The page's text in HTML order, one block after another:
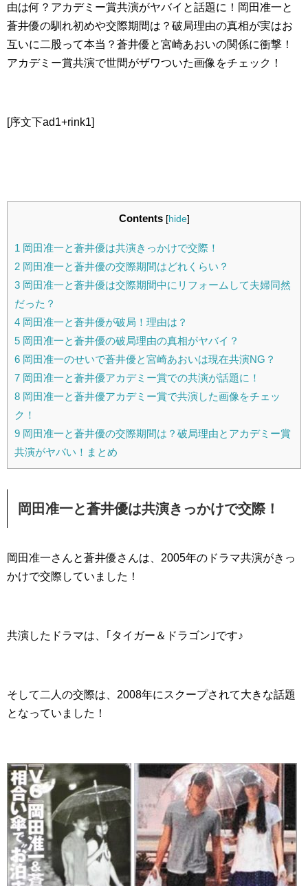
由は何？アカデミー賞共演がヤバイと話題に！岡田准一と
蒼井優の馴れ初めや交際期間は？破局理由の真相が実はお
互いに二股って本当？蒼井優と宮崎あおいの関係に衝撃！
アカデミー賞共演で世間がザワついた画像をチェック！
[序文下ad1+rink1]
Contents [hide]
1 岡田准一と蒼井優は共演きっかけで交際！
2 岡田准一と蒼井優の交際期間はどれくらい？
3 岡田准一と蒼井優は交際期間中にリフォームして夫婦同然
だった？
4 岡田准一と蒼井優が破局！理由は？
5 岡田准一と蒼井優の破局理由の真相がヤバイ？
6 岡田准一のせいで蒼井優と宮崎あおいは現在共演NG？
7 岡田准一と蒼井優アカデミー賞での共演が話題に！
8 岡田准一と蒼井優アカデミー賞で共演した画像をチェッ
ク！
9 岡田准一と蒼井優の交際期間は？破局理由とアカデミー賞
共演がヤバい！まとめ
岡田准一と蒼井優は共演きっかけで交際！
岡田准一さんと蒼井優さんは、2005年のドラマ共演がきっ
かけで交際していました！
共演したドラマは、｢タイガー＆ドラゴン｣です♪
そして二人の交際は、2008年にスクープされて大きな話題
となっていました！